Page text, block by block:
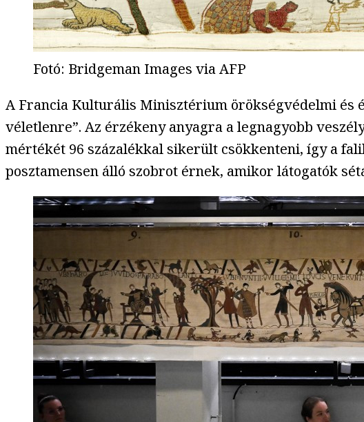
Fotó: Bridgeman Images via AFP
A Francia Kulturális Minisztérium örökségvédelmi és
véletlenre”. Az érzékeny anyagra a legnagyobb
mértékét 96 százalékkal sikerült csökkenteni, így a
posztamensen álló szobrot érnek, amikor látogatók